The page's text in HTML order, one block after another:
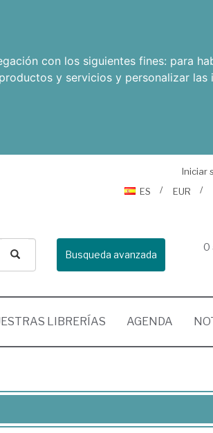
con los siguientes fines: para
y servicios y personalizar las
Iniciar
ES
EUR
Busqueda avanzada
0
LIBRERÍAS AGENDA